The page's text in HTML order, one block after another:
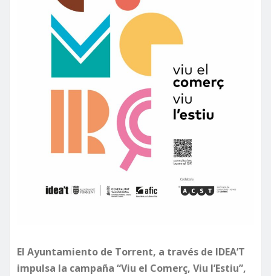
El Ayuntamiento de Torrent, a través de IDEA’T
impulsa la campaña “Viu el Comerç, Viu l’Estiu”,